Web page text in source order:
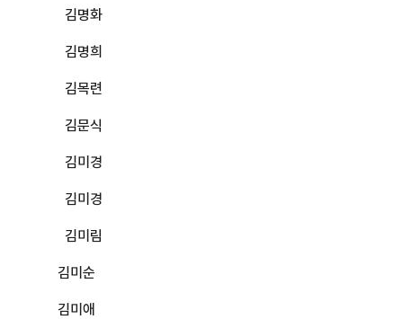
김명화
김명희
김목련
김문식
김미경
김미경
김미림
김미순
김미애